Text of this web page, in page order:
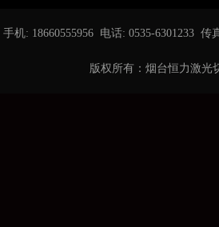
手机: 18660555956 电话: 0535-6301233
版权所有：烟台恒力激